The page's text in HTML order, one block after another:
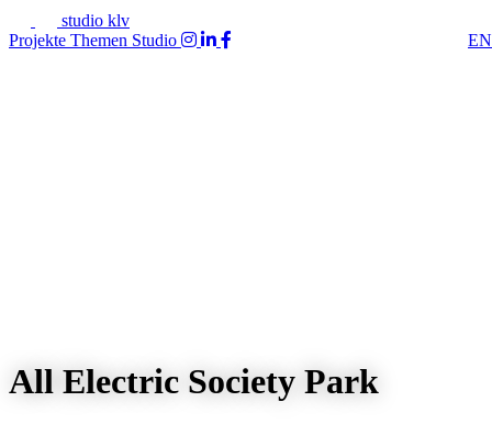
studio klv
Projekte Themen Studio EN
All Electric Society Park